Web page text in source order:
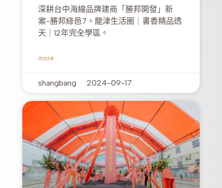
深耕台中海線品牌建商「勝邦開發」新
案-勝邦綠邑7。龍津生活圈｜書香精品透
天｜12年完全學區。
more
shangbang 2024-09-17